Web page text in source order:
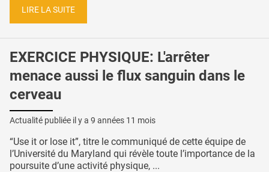
LIRE LA SUITE
EXERCICE PHYSIQUE: L'arrêter
menace aussi le flux sanguin dans le
cerveau
Actualité publiée il y a 9 années 11 mois
“Use it or lose it”, titre le communiqué de cette équipe de
l’Université du Maryland qui révèle toute l’importance de la
poursuite d’une activité physique, ...